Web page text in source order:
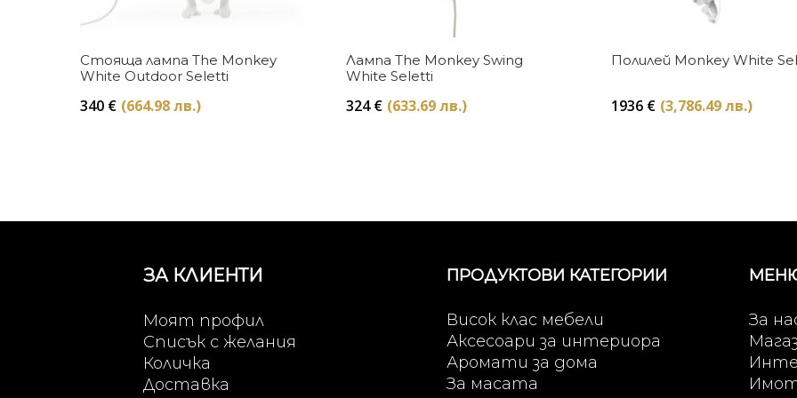
Купи
Стояща лампа The Monkey
White Outdoor Seletti
340 € (664.98 лв.)
Купи
Лампа The Monkey Swing
White Seletti
324€ (633.69 лв.)
Купи
Полилей Monkey White
1936 € (3,786.49 лв.)
ЗА КЛИЕНТИ
Моят профил
Списък с желания
Количка
Доставка
ПРОДУКТОВИ КАТЕГОРИИ
Висок клас мебели
Аксесоари за интериора
Аромати за дома
За масата
За